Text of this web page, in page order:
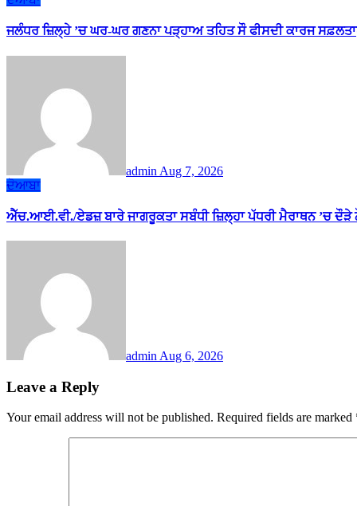
ਜਲੰਧਰ ਜ਼ਿਲ੍ਹੇ ’ਚ ਘਰ-ਘਰ ਗਣਨਾ ਪੜ੍ਹਾਅ ਤਹਿਤ ਸੌ ਫੀਸਦੀ ਕਾਰਜ
admin Aug 7, 2026
ਦੋਆਬਾ
ਐੱਚ.ਆਈ.ਵੀ./ਏਡਜ਼ ਬਾਰੇ ਜਾਗਰੂਕਤਾ ਸਬੰਧੀ ਜ਼ਿਲ੍ਹਾ ਪੱਧਰੀ ਮੈਰਾਥਨ ’ਚ ਦੌੜੇ
admin Aug 6, 2026
Leave a Reply
Your email address will not be published. Required fields are marked